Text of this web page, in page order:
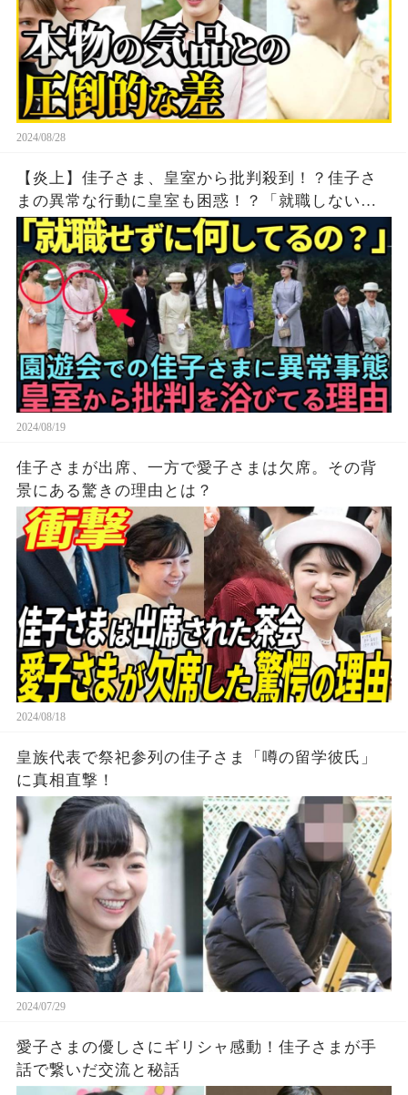
2024/08/28
【炎上】佳子さま、皇室から批判殺到！？佳子さ
まの異常な行動に皇室も困惑！？「就職しない理
由は何？」
2024/08/19
佳子さまが出席、一方で愛子さまは欠席。その背
景にある驚きの理由とは？
2024/08/18
皇族代表で祭祀参列の佳子さま「噂の留学彼氏」
に真相直撃！
2024/07/29
愛子さまの優しさにギリシャ感動！佳子さまが手
話で繋いだ交流と秘話